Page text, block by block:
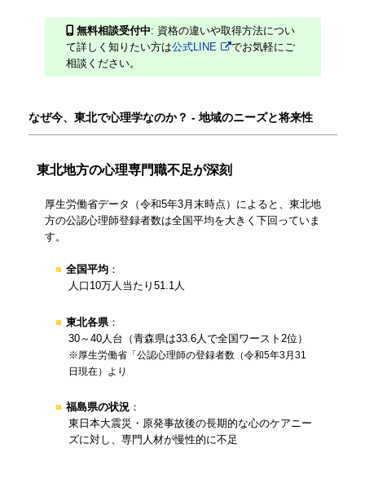
無料相談受付中: 資格の違いや取得方法につい
て詳しく知りたい方は公式LINE
でお気軽にご
相談ください。
なぜ今、東北で心理学なのか？ - 地域のニーズと将来性
東北地方の心理専門職不足が深刻
厚生労働省データ（令和5年3月末時点）によると、東北地
方の公認心理師登録者数は全国平均を大きく下回っていま
す。
全国平均 ：
人口10万人当たり51.1人
東北各県 ：
30～40人台（青森県は33.6人で全国ワースト2位）
※厚生労働省「公認心理師の登録者数（令和5年3月31
日現在）より
福島県の状況 ：
東日本大震災・原発事故後の長期的な心のケアニー
ズに対し、専門人材が慢性的に不足